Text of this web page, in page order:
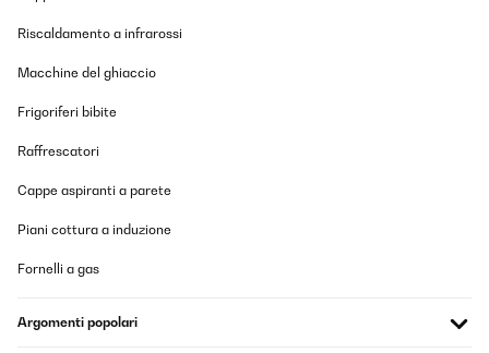
Alles Super
Amazon-Benutzer
Tradurre
el momento.
Riscaldamento a infrarossi
Macchine del ghiaccio
Frigoriferi bibite
Raffrescatori
Cappe aspiranti a parete
Piani cottura a induzione
Fornelli a gas
Argomenti popolari